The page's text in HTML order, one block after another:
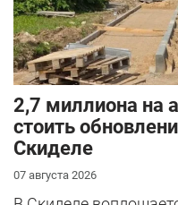
2,7 миллиона на
стоить
Скиделе
07 августа 2026